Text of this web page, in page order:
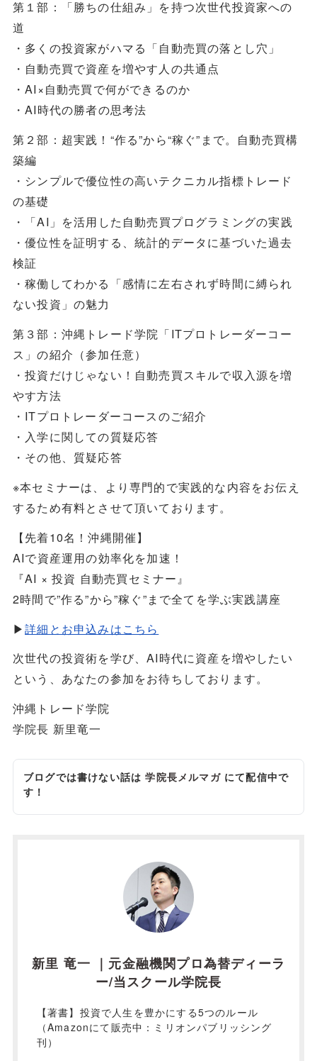
第１部：「勝ちの仕組み」を持つ次世代投資家への
道
・多くの投資家がハマる「自動売買の落とし穴」
・自動売買で資産を増やす人の共通点
・AI×自動売買で何ができるのか
・AI時代の勝者の思考法
第２部：超実践！“作る”から“稼ぐ”まで。自動売買構
築編
・シンプルで優位性の高いテクニカル指標トレード
の基礎
・「AI」を活用した自動売買プログラミングの実践
・優位性を証明する、統計的データに基づいた過去
検証
・稼働してわかる「感情に左右されず時間に縛られ
ない投資」の魅力
第３部：沖縄トレード学院「ITプロトレーダーコー
ス」の紹介（参加任意）
・投資だけじゃない！自動売買スキルで収入源を増
やす方法
・ITプロトレーダーコースのご紹介
・入学に関しての質疑応答
・その他、質疑応答
※本セミナーは、より専門的で実践的な内容をお伝え
するため有料とさせて頂いております。
【先着10名！沖縄開催】
AIで資産運用の効率化を加速！
『AI × 投資 自動売買セミナー』
2時間で”作る”から”稼ぐ”まで全てを学ぶ実践講座
▶詳細とお申込みはこちら
次世代の投資術を学び、AI時代に資産を増やしたい
という、あなたの参加をお待ちしております。
沖縄トレード学院
学院長 新里竜一
ブログでは書けない話は学院長メルマガにて配信中で
す！
新里 竜一 ｜元金融機関プロ為替ディーラ
ー/当スクール学院長
【著書】投資で人生を豊かにする5つのルール
（Amazonにて販売中：ミリオンパブリッシング
刊）